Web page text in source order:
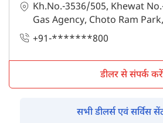
Kh.No.-3536/505, Khewat
Gas Agency, Choto Ram
हरियाणा - 124507
+91-*******800
डीलर से संपर्क करें
सभी डीलर्स एवं सर्विस